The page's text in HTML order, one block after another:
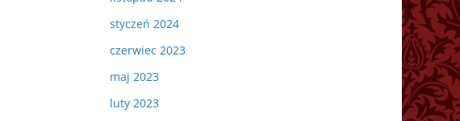
styczeń 2024
czerwiec 2023
maj 2023
luty 2023